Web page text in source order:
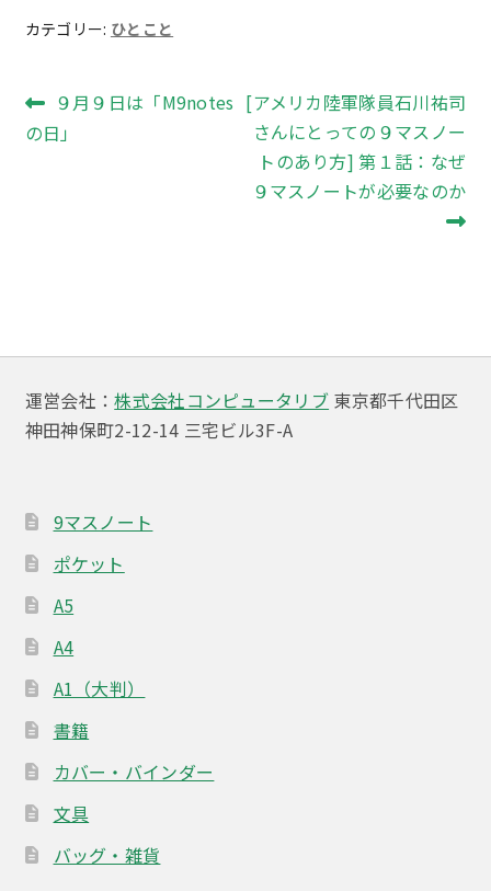
カテゴリー: ひとこと
投
稿
シ
ョ
ン
前
の
９月９日は「M9notes
の日」
次
の
稿:
[アメリカ陸軍隊員石川祐司
さんにとっての９マスノー
トのあり方] 第１話：なぜ
９マスノートが必要なのか
運営会社：株式会社コンピュータリブ 東京都千代田区
神田神保町2-12-14 三宅ビル3F-A
9マスノート
ポケット
A5
A4
A1（大判）
書籍
カバー・バインダー
文具
バッグ・雑貨